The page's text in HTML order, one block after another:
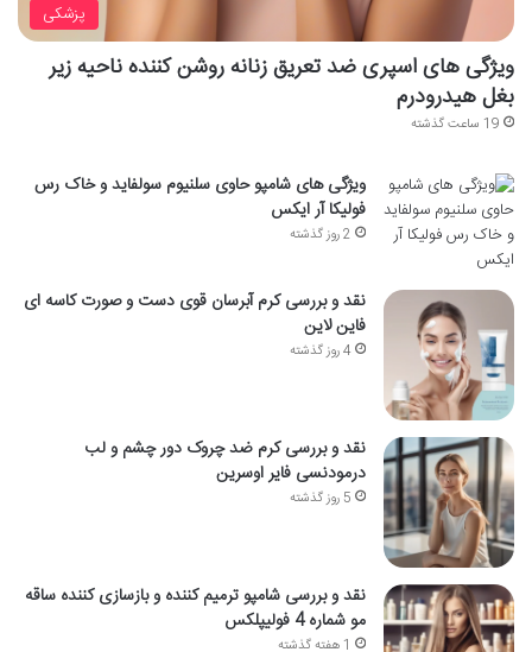
پزشکی
ویژگی های اسپری ضد تعریق زنانه روشن کننده ناحیه زیر
بغل هیدرودرم
19 ساعت گذشته
ویژگی های شامپو حاوی سلنیوم سولفاید و خاک رس
فولیکا آر ایکس
2 روز گذشته
نقد و بررسی کرم آبرسان قوی دست و صورت کاسه ای
فاین لاین
4 روز گذشته
نقد و بررسی کرم ضد چروک دور چشم و لب
درمودنسی فایر اوسرین
5 روز گذشته
نقد و بررسی شامپو ترمیم کننده و بازسازی کننده ساقه
مو شماره 4 فولیپلکس
1 هفته گذشته